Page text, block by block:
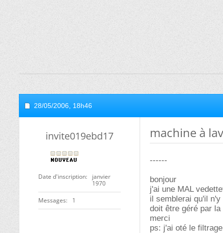
28/05/2006, 18h46
invite019ebd17
Date d'inscription
janvier
1970
Messages 1
machine à
------
bonjour
j'ai une MAL
il semblerai qu'il
doit être géré par
merci
ps: j'ai oté le